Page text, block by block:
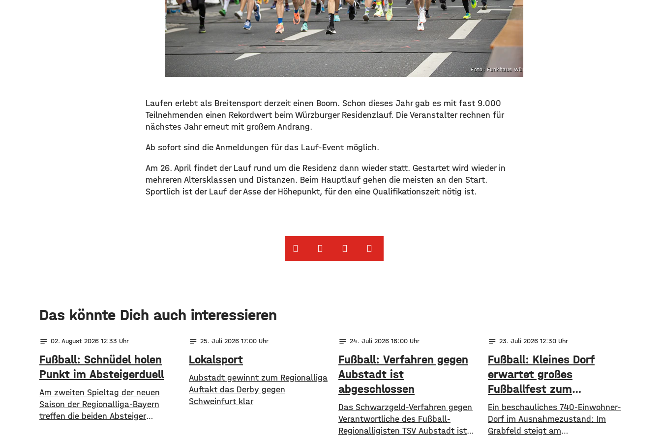
Foto: Funkhaus Würzburg
Laufen erlebt als Breitensport derzeit einen Boom. Schon dieses Jahr gab es mit fast 9.000
Teilnehmenden einen Rekordwert beim Würzburger Residenzlauf. Die Veranstalter rechnen für
nächstes Jahr erneut mit großem Andrang.
Ab sofort sind die Anmeldungen für das Lauf-Event möglich.
Am 26. April findet der Lauf rund um die Residenz dann wieder statt. Gestartet wird wieder in
mehreren Altersklassen und Distanzen. Beim Hauptlauf gehen die meisten an den Start.
Sportlich ist der Lauf der Asse der Höhepunkt, für den eine Qualifikationszeit nötig ist.
Das könnte Dich auch interessieren
notes 02. August 2026 12:33
Fußball: Schnüdel holen
Punkt im Absteigerduell
Am zweiten Spieltag der neuen
Saison der Regionalliga-Bayern
treffen die beiden Absteiger
notes 25. Juli 2026 17:00
Lokalsport
Aubstadt gewinnt zum Regionalliga
Auftakt das Derby gegen
Schweinfurt klar
notes 24. Juli 2026 16:00
Fußball: Verfahren gegen
Aubstadt ist
abgeschlossen
Das Schwarzgeld-Verfahren gegen
Verantwortliche des Fußball-
Regionalligisten TSV Aubstadt ist
notes 23. Juli 2026 12:30
Fußball: Kleines Dorf
erwartet großes
Fußballfest zum
Regionalliga-Auftakt
Ein beschauliches 740-Einwohner-
Dorf im Ausnahmezustand: Im
Grabfeld steigt am